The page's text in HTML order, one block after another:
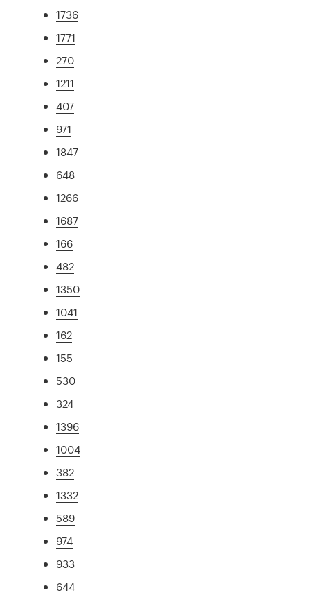
1736
1771
270
1211
407
971
1847
648
1266
1687
166
482
1350
1041
162
155
530
324
1396
1004
382
1332
589
974
933
644